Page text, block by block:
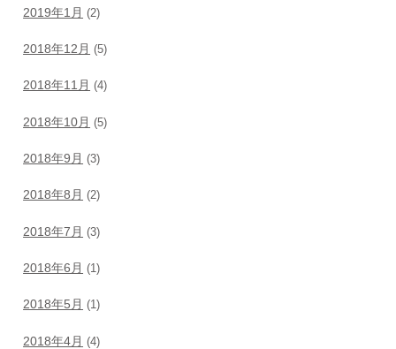
2019年1月 (2)
2018年12月 (5)
2018年11月 (4)
2018年10月 (5)
2018年9月 (3)
2018年8月 (2)
2018年7月 (3)
2018年6月 (1)
2018年5月 (1)
2018年4月 (4)